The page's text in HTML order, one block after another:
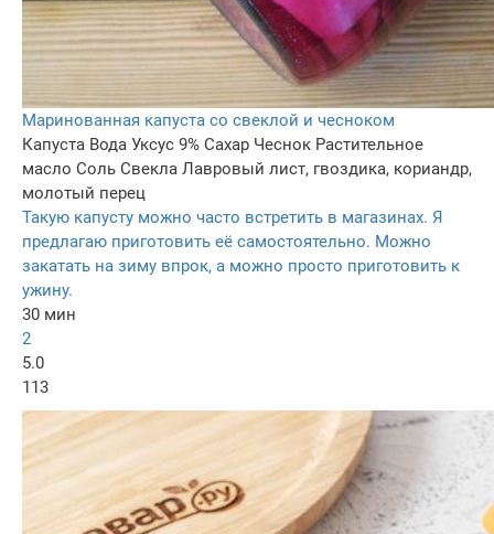
Маринованная капуста со свеклой и чесноком
Капуста Вода Уксус 9% Сахар Чеснок Растительное
масло Соль Свекла Лавровый лист, гвоздика, кориандр,
молотый перец
Такую капусту можно часто встретить в магазинах. Я
предлагаю приготовить её самостоятельно. Можно
закатать на зиму впрок, а можно просто приготовить к
ужину.
30 мин
2
5.0
113